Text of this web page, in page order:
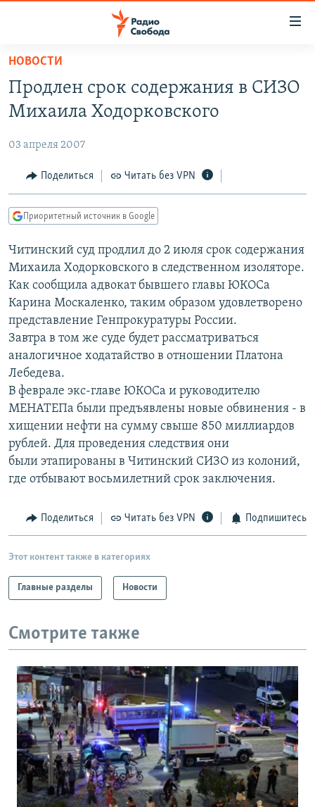
упрощенного
доступа
Вернуться
основному
Вернутся
главной
навигации
Вернутся
поиску
ПОДКАСТЫ
АВТОРСКИЕ ПРОЕКТЫ
ЦИТАТЫ СВОБОДЫ
МНЕНИЯ
IDEL.РЕАЛИИ
КАВКАЗ.РЕАЛИИ
СЕВЕР.РЕАЛИИ
СИБИРЬ.РЕАЛИИ
РАСПИСАНИЕ ВЕЩАНИЯ
ПОДПИШИТЕСЬ НА РАССЫЛКУ
СОЦИАЛЬНЫЕ СЕТИ
НОВОСТИ
Продлен срок содержания в СИЗО
Михаила Ходорковского
03 апреля 2007
Поделиться Читать без VPN
Приоритетный источник в Google
Читинский суд продлил до 2 июля срок содержания
Михаила Ходорковского в следственном изоляторе.
Как сообщила адвокат бывшего главы ЮКОСа
Карина Москаленко, таким образом удовлетворено
представление Генпрокуратуры России.
Завтра в том же суде будет рассматриваться
аналогичное ходатайство в отношении Платона
Лебедева.
В феврале экс-главе ЮКОСа и руководителю
МЕНАТЕПа были предъявлены новые обвинения - в
хищении нефти на сумму свыше 850 миллиардов
рублей. Для проведения следствия они
были этапированы в Читинский СИЗО из колоний,
где отбывают восьмилетний срок заключения.
Поделиться Читать без VPN Подпишитесь
Этот контент также в категориях
Главные разделы Новости
Смотрите также